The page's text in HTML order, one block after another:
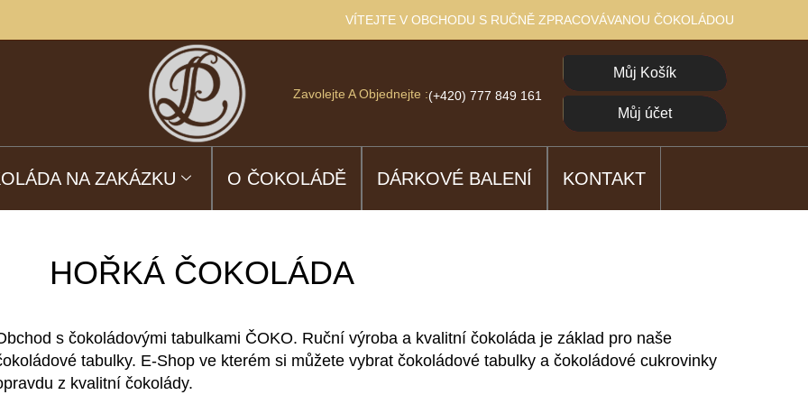
VÍTEJTE V OBCHODU S RUČNĚ ZPRACOVÁVANOU ČOKOLÁDOU
Zavolejte A Objednejte :(+420) 777 849 161
Můj Košík
Můj účet
NA ZAKÁZKU O ČOKOLÁDĚ DÁRKOVÉ BALENÍ KONTAKT
HOŘKÁ ČOKOLÁDA
s čokoládovými tabulkami ČOKO. Ruční výroba a kvalitní čokoláda je základ pro naše
tabulky. E-Shop ve kterém si můžete vybrat čokoládové tabulky a čokoládové cukrovinky
z kvalitní čokolády.